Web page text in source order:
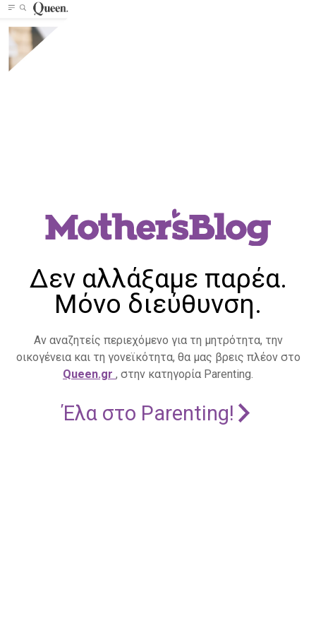
Δεν αλλάξαμε παρέα.
Μόνο διεύθυνση.
Αν αναζητείς περιεχόμενο για τη μητρότητα, την
οικογένεια και τη γονεϊκότητα, θα μας βρεις πλέον στο
Queen.gr , στην κατηγορία Parenting.
Έλα στο Parenting!